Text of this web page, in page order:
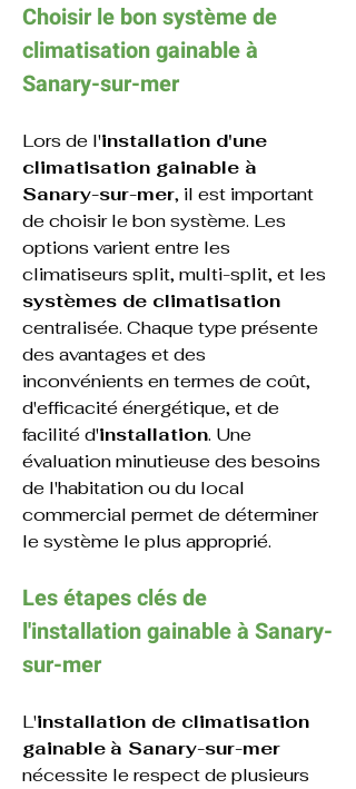
Choisir le bon système de
climatisation gainable à
Sanary-sur-mer
Lors de l'installation d'une
climatisation gainable à
Sanary-sur-mer, il est important
de choisir le bon système. Les
options varient entre les
climatiseurs split, multi-split, et les
systèmes de climatisation
centralisée. Chaque type présente
des avantages et des
inconvénients en termes de coût,
d'efficacité énergétique, et de
facilité d'installation. Une
évaluation minutieuse des besoins
de l'habitation ou du local
commercial permet de déterminer
le système le plus approprié.
Les étapes clés de
l'installation gainable à Sanary-
sur-mer
L'installation de climatisation
gainable à Sanary-sur-mer
nécessite le respect de plusieurs